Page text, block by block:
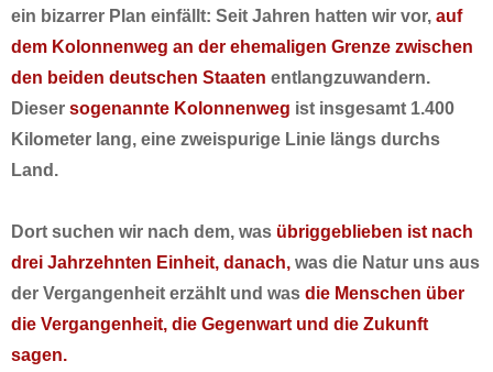
ein bizarrer Plan einfällt: Seit Jahren hatten wir vor, auf
dem Kolonnenweg an der ehemaligen Grenze zwischen
den beiden deutschen Staaten entlangzuwandern.
Dieser sogenannte Kolonnenweg ist insgesamt 1.400
Kilometer lang, eine zweispurige Linie längs durchs
Land.
Dort suchen wir nach dem, was übriggeblieben ist nach
drei Jahrzehnten Einheit, danach, was die Natur uns aus
der Vergangenheit erzählt und was die Menschen über
die Vergangenheit, die Gegenwart und die Zukunft
sagen.